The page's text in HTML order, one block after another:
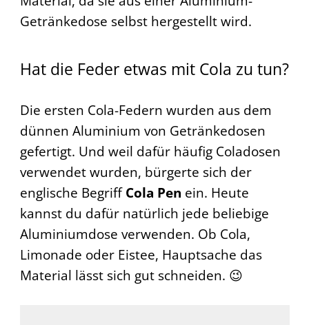
Getränkedose selbst hergestellt wird.
Hat die Feder etwas mit Cola zu tun?
Die ersten Cola-Federn wurden aus dem
dünnen Aluminium von Getränkedosen
gefertigt. Und weil dafür häufig Coladosen
verwendet wurden, bürgerte sich der
englische BegriffCola Pen ein. Heute
kannst du dafür natürlich jede beliebige
Aluminiumdose verwenden. Ob Cola,
Limonade oder Eistee, Hauptsache das
Material lässt sich gut schneiden. 😉